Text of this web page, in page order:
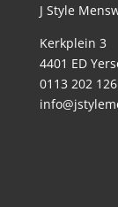
J Style
Kerkplein 3
4401 ED
0113 202 126